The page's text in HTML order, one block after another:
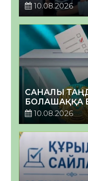
10.08.2026
САНАЛЫ
БОЛАШАҚҚА
10.08.2026